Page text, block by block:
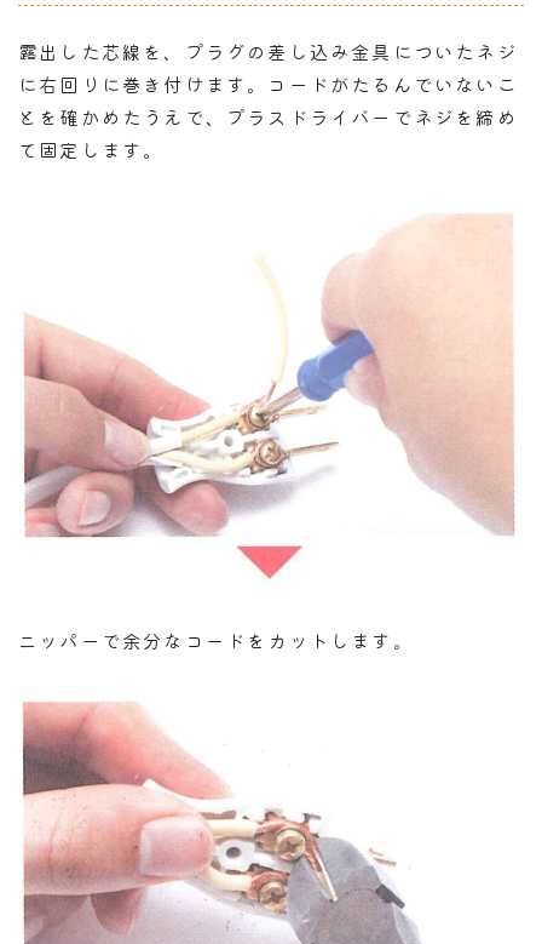
露出した芯線を、プラグの差し込み金具についたネジ
に右回りに巻き付けます。コードがたるんでいないこ
とを確かめたうえで、プラスドライバーでネジを締め
て固定します。
ニッパーで余分なコードをカットします。